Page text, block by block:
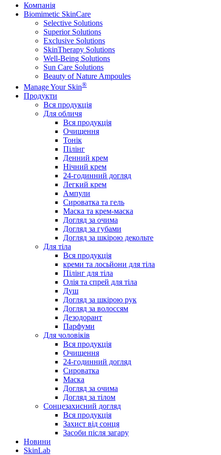
Компанія
Biomimetic SkinCare
Selective Solutions
Superior Solutions
Exclusive Solutions
SkinTherapy Solutions
Well-Being Solutions
Sun Care Solutions
Beauty of Nature Ampoules
Manage Your Skin®
Продукти
Вся продукція
Для обличя
Вся продукція
Очищення
Тонік
Пілінг
Денний крем
Нічний крем
24-годинний догляд
Легкий крем
Ампули
Сироватка та гель
Маска та крем-маска
Догляд за очима
Догляд за губами
Догляд за шкірою декольте
Для тіла
Вся продукція
креми та лосьйони для тіла
Пілінг для тіла
Олія та спрей для тіла
Душ
Догляд за шкірою рук
Догляд за волоссям
Дезодорант
Парфуми
Для чоловіків
Вся продукція
Очищення
24-годинний догляд
Сироватка
Маска
Догляд за очима
Догляд за тілом
Сонцезахисний догляд
Вся продукція
Захист від сонця
Засоби після загару
Новини
SkinLab